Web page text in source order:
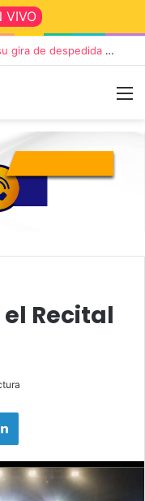
VIVO
“TIRRIA” llega a Tandil con un elenco de lujo encabezado por Capusotto, Spregelburd y Stefani
Recital